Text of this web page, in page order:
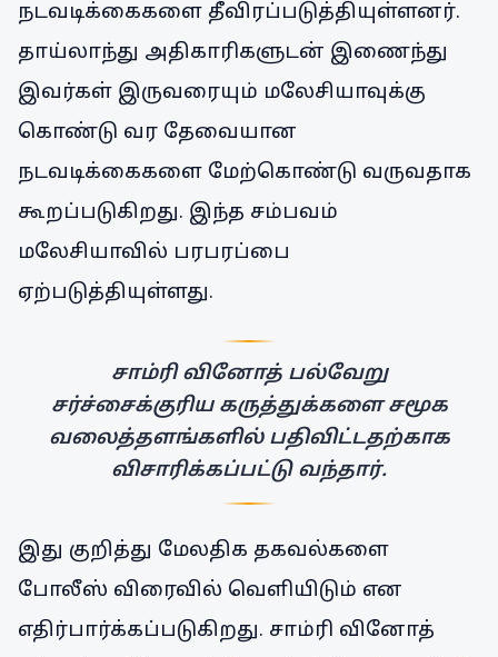
நடவடிக்கைகளை தீவிரப்படுத்தியுள்ளனர்.
தாய்லாந்து அதிகாரிகளுடன் இணைந்து
இவர்கள் இருவரையும் மலேசியாவுக்கு
கொண்டு வர தேவையான
நடவடிக்கைகளை மேற்கொண்டு வருவதாக
கூறப்படுகிறது. இந்த சம்பவம்
மலேசியாவில் பரபரப்பை
ஏற்படுத்தியுள்ளது.
சாம்ரி வினோத் பல்வேறு
சர்ச்சைக்குரிய கருத்துக்களை சமூக
வலைத்தளங்களில் பதிவிட்டதற்காக
விசாரிக்கப்பட்டு வந்தார்.
இது குறித்து மேலதிக தகவல்களை
போலீஸ் விரைவில் வெளியிடும் என
எதிர்பார்க்கப்படுகிறது. சாம்ரி வினோத்